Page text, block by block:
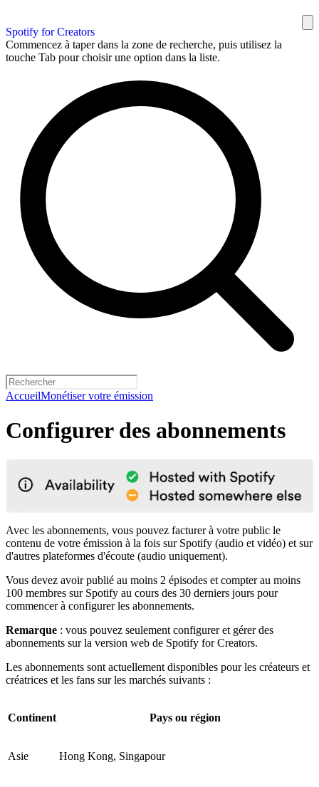
Spotify for Creators
Commencez à taper dans la zone de recherche, puis utilisez la
touche Tab pour choisir une option dans la liste.
AccueilMonétiser votre émission
Configurer des abonnements
Avec les abonnements, vous pouvez facturer à votre public le
contenu de votre émission à la fois sur Spotify (audio et vidéo) et sur
d'autres plateformes d'écoute (audio uniquement).
Vous devez avoir publié au moins 2 épisodes et compter au moins
100 membres sur Spotify au cours des 30 derniers jours pour
commencer à configurer les abonnements.
Remarque : vous pouvez seulement configurer et gérer des
abonnements sur la version web de Spotify for Creators.
Les abonnements sont actuellement disponibles pour les créateurs et
créatrices et les fans sur les marchés suivants :
Continent Pays ou région
Asie Hong Kong, Singapour